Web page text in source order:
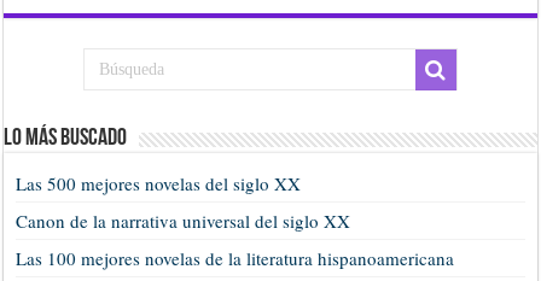
Lo más buscado
Las 500 mejores novelas del siglo XX
Canon de la narrativa universal del siglo XX
Las 100 mejores novelas de la literatura hispanoamericana